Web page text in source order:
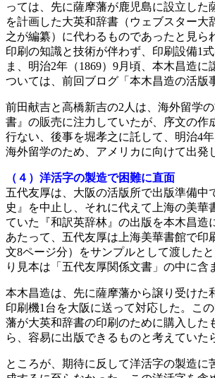
っては、先に薩摩藩が鹿児島に設立した
を計画した大英和辞書（ウェブスター大
之が編纂）に代わるものであったと見ら
印刷の知識と技術が伴わず、印刷設備1
ま、明治2年（1869）9月頃、本木昌造に
ついては、前回ブログ「本木昌造の活版
前田献吉と高橋新吉の2人は、海外留学
書』の販売に注力していたが、序文の作
行ない、後事を堀孝之に託して、明治4年
海外留学のため、アメリカに向けて出発
（４）洋活字の製造で困難に直面
五代友厚は、大阪の活版所で出版準備中
史』を中止し、それに代えて上海の美華
ていた『和訳英辞林』の出版を本木昌造
あたって、五代友厚は上海美華書館で印
文8ページ分）をサンプルとして渡した
り見本は「五代友厚関係文書」の中に含
本木昌造は、先に薩摩藩から譲り受けた
印刷機1台を大阪に送って対応した。こ
藩が大英和辞書の印刷のために購入した
ら、容易に出版できるものと考えていた
ところが、期待に反して洋活字の製造に